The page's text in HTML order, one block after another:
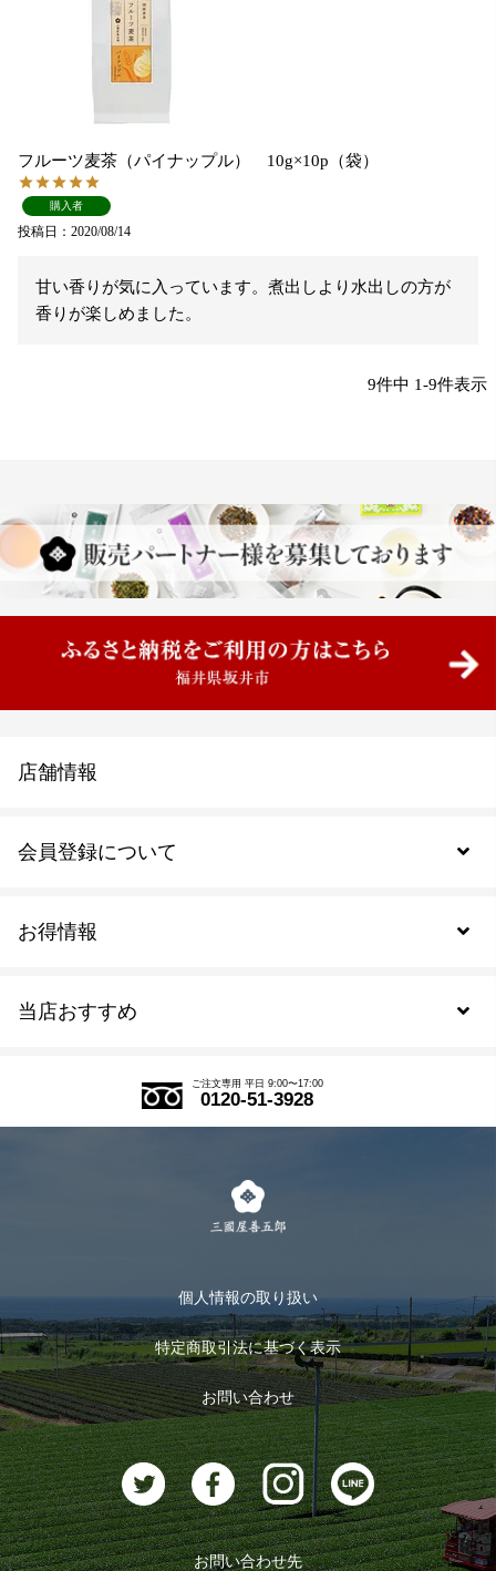
フルーツ麦茶（パイナップル） 10g×10p（袋）
購入者
投稿日 2020/08/14
甘い香りが気に入っています。煮出しより水出しの方が
香りが楽しめました。
9件中 1-9件表示
当店おすすめ
式部の香りシリーズ
お茶のギフト
おすすめのお茶
お茶に合うスイーツ
お得情報
会員登録について
会員規約について
ログイン
ログアウト
店舗情報
ご注文専用 平日 9:00〜17:00
0120-51-3928
個人情報の取り扱い
特定商取引法に基づく表示
お問い合わせ
お問い合わせ先